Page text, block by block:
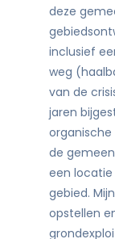
deze
inclusief
weg
van de
jaren
organische
de
een locatie
gebied.
opstellen